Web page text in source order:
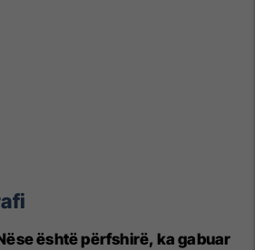
është përfshirë, ka gabuar